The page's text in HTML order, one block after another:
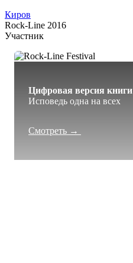
Киров
Rock-Line 2016
Участник
Цифровая версия книги
Исповедь одна на всех
Смотреть →